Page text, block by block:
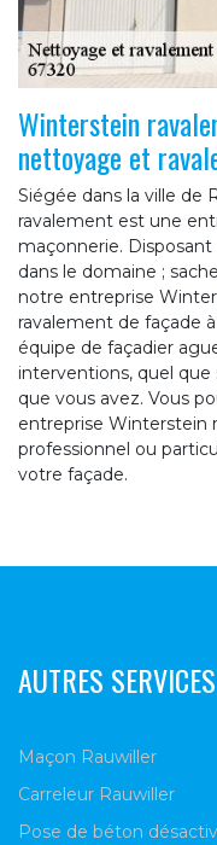
Winterstein
nettoyage et
Siégée dans la ville de
ravalement est une
maçonnerie. Disposant
dans le domaine ;
notre entreprise
ravalement de façade
équipe de façadier
interventions, quel
que vous avez. Vous
entreprise Winterstein
professionnel ou
votre façade.
AUTRES SERVICES
Maçon Rauwiller
Carreleur Rauwiller
Pose de béton